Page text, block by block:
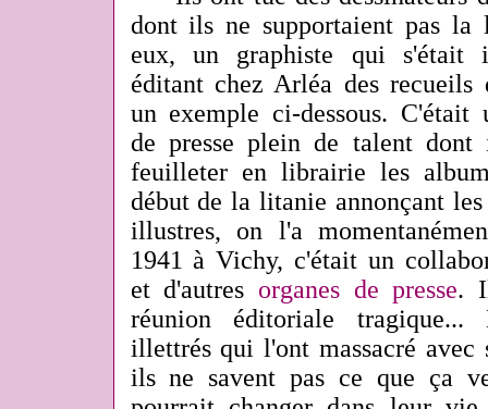
dont ils ne supportaient pas
eux, un graphiste qui s'était
éditant chez Arléa des
un exemple ci-dessous. C'était
de presse plein de talent
feuilleter en librairie les
début de la litanie annonçant
illustres, on l'a
1941 à Vichy, c'était un
et d'autres organes de presse.
réunion éditoriale tragique...
illettrés qui l'ont massacré avec
ils ne savent pas ce que ça